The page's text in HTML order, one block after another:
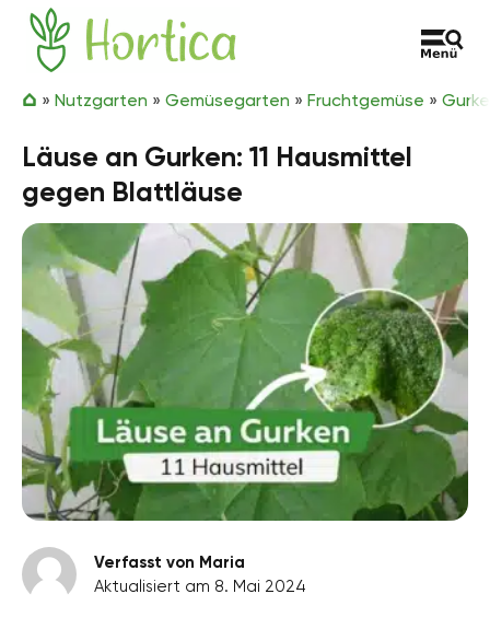
Zum Inhalt springen
Hortica
» Nutzgarten » Gemüsegarten » Fruchtgemüse »
Läuse an Gurken: 11 Hausmittel
gegen Blattläuse
Verfasst von Maria
Aktualisiert am 8. Mai 2024